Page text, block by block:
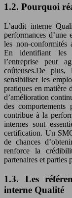
1.2. Pourquoi
L’audit interne
performances d’une
les non-conformités
En identifiant les
l’entreprise peut
coûteuses.De
sensibiliser les
pratiques en matière
d’amélioration
des
contribue à la
internes sont
certification. Un
de chances
renforce la
partenaires et parties
1.3. Les
interne Qualité